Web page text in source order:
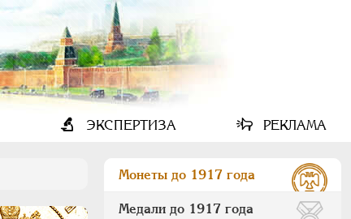
ЭКСПЕРТИЗА РЕКЛАМА
Монеты до 1917 года
Медали до 1917 года